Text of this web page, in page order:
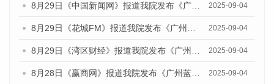
8月29日《中国新闻网》报道我院发布《广州蓝皮书：广州国际商贸中心发展报告（2025）》的媒体文章 2025-09-04
8月29日《花城FM》报道我院发布《广州蓝皮书：广州国际商贸中心发展报告（2025）》的媒体文章 2025-09-04
8月29日《湾区财经》报道我院发布《广州蓝皮书：广州国际商贸中心发展报告（2025）》的媒体文章 2025-09-04
8月28日《赢商网》报道我院发布《广州蓝皮书：广州国际商贸中心发展报告（2025）》的媒体文章 2025-09-04